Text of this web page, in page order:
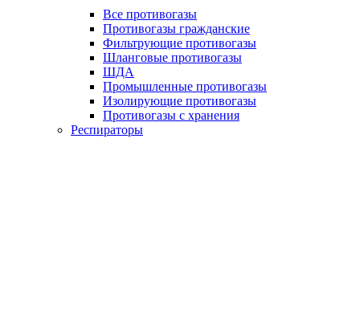
Все противогазы
Противогазы гражданские
Фильтрующие противогазы
Шланговые противогазы
ШДА
Промышленные противогазы
Изолирующие противогазы
Противогазы с хранения
Респираторы